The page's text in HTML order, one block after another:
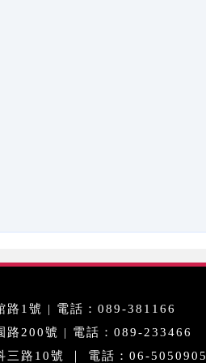
路1號 | 電話：089-381166
路200號 | 電話：089-233466
三路10號 ｜ 電話：06-5050905